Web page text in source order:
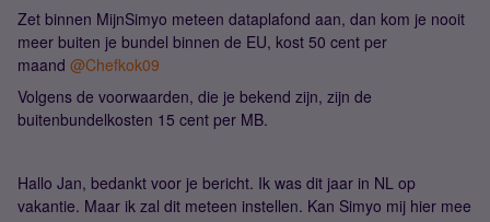
Zet binnen MijnSimyo meteen dataplafond aan, dan kom je nooit
meer buiten je bundel binnen de EU, kost 50 cent per
maand @Chefkok09
Volgens de voorwaarden, die je bekend zijn, zijn de
buitenbundelkosten 15 cent per MB.
Hallo Jan, bedankt voor je bericht. Ik was dit jaar in NL op
vakantie. Maar ik zal dit meteen instellen. Kan Simyo mij hier mee